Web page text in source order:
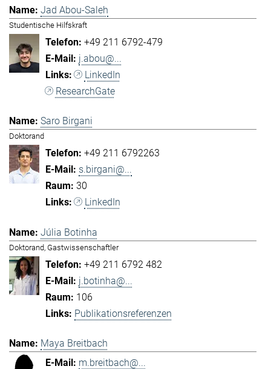
Jad Abou-Saleh
Studentische Hilfskraft
+49 211 6792-479
j.abou@...
LinkedIn
ResearchGate
Saro Birgani
Doktorand
+49 211 6792263
s.birgani@...
30
LinkedIn
Júlia Botinha
Doktorand, Gastwissenschaftler
+49 211 6792 482
j.botinha@...
106
Publikationsreferenzen
Maya Breitbach
m.breitbach@...